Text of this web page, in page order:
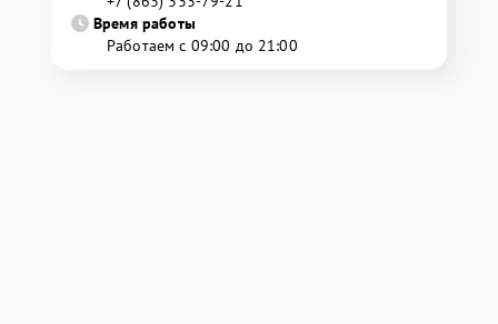
Время работы
Работаем с 09:00 до 21:00